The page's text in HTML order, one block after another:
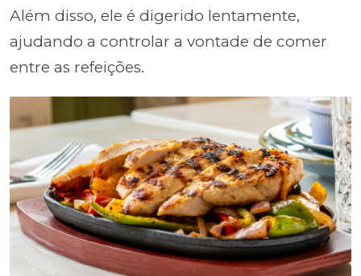
Além disso, ele é digerido lentamente,
ajudando a controlar a vontade de comer
entre as refeições.